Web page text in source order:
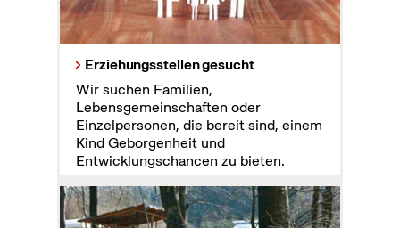
Erziehungsstellen gesucht
Wir suchen Familien,
Lebensgemeinschaften oder
Einzelpersonen, die bereit sind, einem
Kind Geborgenheit und
Entwicklungschancen zu bieten.